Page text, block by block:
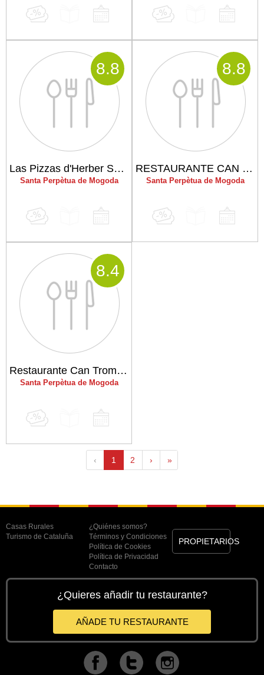
Las Pizzas d'Herber Santa Perpetua
Santa Perpètua de Mogoda
8.8
RESTAURANTE CAN FRAN
Santa Perpètua de Mogoda
8.8
Restaurante Can Trompeta
Santa Perpètua de Mogoda
8.4
‹ 1 2 › »
Casas Rurales
Turismo de Cataluña
¿Quiénes somos?
Términos y Condiciones
Política de Cookies
Política de Privacidad
Contacto
PROPIETARIOS
¿Quieres añadir tu restaurante?
AÑADE TU RESTAURANTE